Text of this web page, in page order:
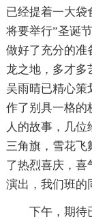
已经提着一大袋
将要举行”圣诞
做好了充分的准
龙之地，多才多
吴雨晴已精心策
作了别具一格的
人的故事，几
三角旗，雪花飞
了热烈喜庆，喜
演出，我们班的
下午，期待